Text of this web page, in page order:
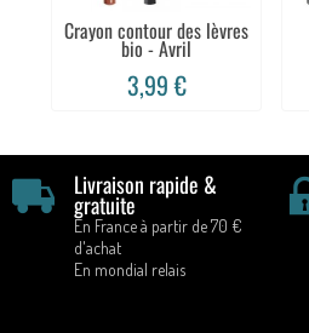
Crayon contour des lèvres
bio - Avril
3,99 €
Livraison rapide &
gratuite
En France à partir de 70 €
d'achat
En mondial relais